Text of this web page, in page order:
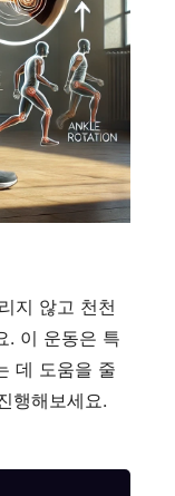
지 않고 천천
. 이 운동은 특
데 도움을 줄
행해보세요.